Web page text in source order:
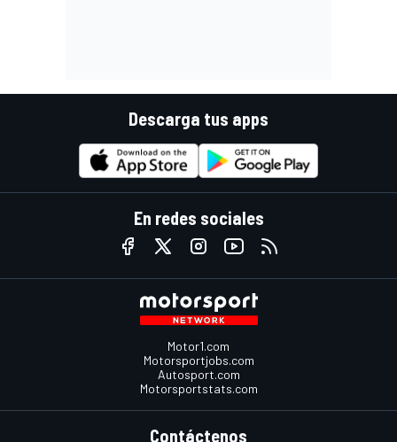
Descarga tus apps
En redes sociales
Motor1.com
Motorsportjobs.com
Autosport.com
Motorsportstats.com
Contáctenos